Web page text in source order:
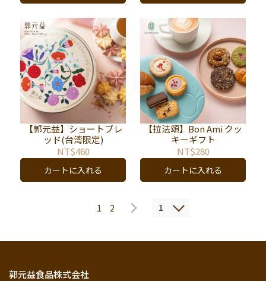
【郭元益】ショートブレ
ッド(台湾限定)
NT$460
カートに入れる
【拉法頌】Bon Ami クッ
キーギフト
NT$280
カートに入れる
1 2 1
郭元益食品株式会社